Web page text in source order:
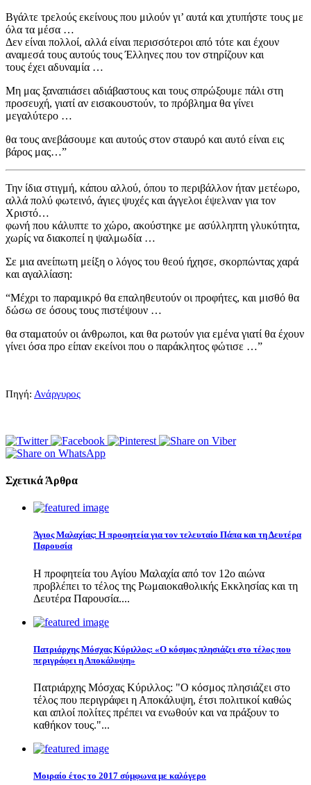
Βγάλτε τρελούς εκείνους που μιλούν γι’ αυτά και χτυπήστε τους με
όλα τα μέσα …
Δεν είναι πολλοί, αλλά είναι περισσότεροι από τότε και έχουν
αναμεσά τους αυτούς τους Έλληνες που τον στηρίζουν και
τους έχει αδυναμία …
Μη μας ξαναπιάσει αδιάβαστους και τους σπρώξουμε πάλι στη
προσευχή, γιατί αν εισακουστούν, το πρόβλημα θα γίνει
μεγαλύτερο …
θα τους ανεβάσουμε και αυτούς στον σταυρό και αυτό είναι εις
βάρος μας…”
Την ίδια στιγμή, κάπου αλλού, όπου το περιβάλλον ήταν μετέωρο,
αλλά πολύ φωτεινό, άγιες ψυχές και άγγελοι έψελναν για τον
Χριστό…
φωνή που κάλυπτε το χώρο, ακούστηκε με ασύλληπτη γλυκύτητα,
χωρίς να διακοπεί η ψαλμωδία …
Σε μια ανείπωτη μείξη ο λόγος του θεού ήχησε, σκορπώντας χαρά
και αγαλλίαση:
“Μέχρι το παραμικρό θα επαληθευτούν οι προφήτες, και μισθό θα
δώσω σε όσους τους πιστέψουν …
θα σταματούν οι άνθρωποι, και θα ρωτούν για εμένα γιατί θα έχουν
γίνει όσα προ είπαν εκείνοι που ο παράκλητος φώτισε …”
Πηγή: Ανάργυρος
Σχετικά Άρθρα
Άγιος Μαλαχίας: Η προφητεία για τον τελευταίο Πάπα και τη Δευτέρα
Παρουσία
Η προφητεία του Αγίου Μαλαχία από τον 12ο αιώνα
προβλέπει το τέλος της Ρωμαιοκαθολικής Εκκλησίας και τη
Δευτέρα Παρουσία....
Πατριάρχης Μόσχας Κύριλλος: «Ο κόσμος πλησιάζει στο τέλος που
περιγράφει η Αποκάλυψη»
Πατριάρχης Μόσχας Κύριλλος: "Ο κόσμος πλησιάζει στο
τέλος που περιγράφει η Αποκάλυψη, έτσι πολιτικοί καθώς
και απλοί πολίτες πρέπει να ενωθούν και να πράξουν το
καθήκον τους."...
Μοιραίο έτος το 2017 σύμφωνα με καλόγερο